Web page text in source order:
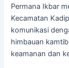
Permana Ikbar
Kecamatan
komunikasi
himbauan
keamanan dan